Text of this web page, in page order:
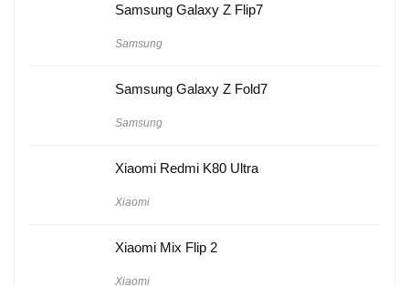
Samsung Galaxy Z Flip7
Samsung
Samsung Galaxy Z Fold7
Samsung
Xiaomi Redmi K80 Ultra
Xiaomi
Xiaomi Mix Flip 2
Xiaomi